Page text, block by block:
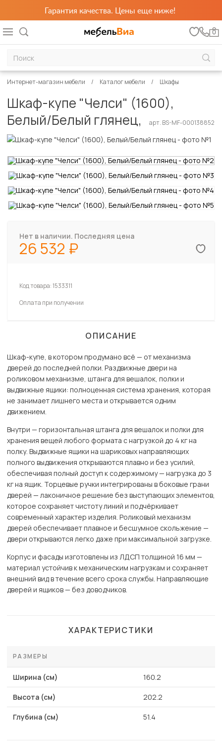
Гарантия качества. Цены еще ниже!
0
Интернет-магазин мебели Каталог мебели Шкафы
Шкаф-купе "Челси" (1600),
Белый/Белый глянец,
арт. BS-MF-000138852
Нет в наличии. Последняя цена
26 532
Код товара:1533311
Оплата при получении
ОПИСАНИЕ
Шкаф-купе, в котором продумано всё — от механизма
дверей до последней полки. Раздвижные двери на
роликовом механизме, штанга для вешалок, полки и
выдвижные ящики: полноценная система хранения, которая
не занимает лишнего места и открывается одним
движением.
Внутри — горизонтальная штанга для вешалок и полки для
хранения вещей любого формата с нагрузкой до 4 кг на
полку. Выдвижные ящики на шариковых направляющих
полного выдвижения открываются плавно и без усилий,
обеспечивая полный доступ к содержимому — нагрузка до 3
кг на ящик. Торцевые ручки интегрированы в боковые грани
дверей — лаконичное решение без выступающих элементов,
которое сохраняет чистоту линий и подчёркивает
современный характер изделия. Роликовый механизм
дверей обеспечивает плавное и бесшумное скольжение —
двери открываются легко даже при максимальной загрузке.
Корпус и фасады изготовлены из ЛДСП толщиной 16 мм —
материал устойчив к механическим нагрузкам и сохраняет
внешний вид в течение всего срока службы. Направляющие
дверей и ящиков — без доводчиков.
ХАРАКТЕРИСТИКИ
РАЗМЕРЫ
Ширина (см) 160.2
Высота (см) 202.2
Глубина (см) 51.4